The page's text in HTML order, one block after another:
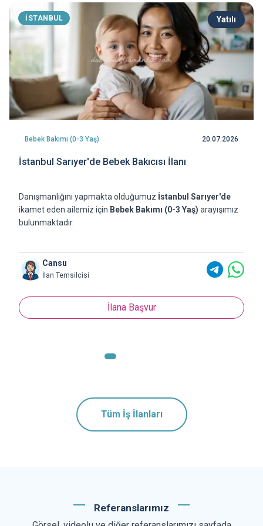
BURSA Yatılı
Çocuk Bakımı (3 Yaş Üz) 17.07.2026
Bursa Nilüfer'de Çocuk Bakıcısı İlanı
Danışmanlığını yapmakta olduğumuzBursa Nilüfer'de
ikamet eden ailemiz içinÇocuk Bakımı (3 Yaş Üz)
bulunmaktadır.
Cansu
İlan Temsilcisi
İlana Başvur
Tüm İş İlanları
Referanslarımız